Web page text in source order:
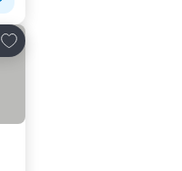
Lisää suosikkeihin